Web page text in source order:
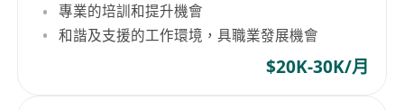
專業的培訓和提升機會
和諧及支援的工作環境，具職業發展機會
$20K-30K/月